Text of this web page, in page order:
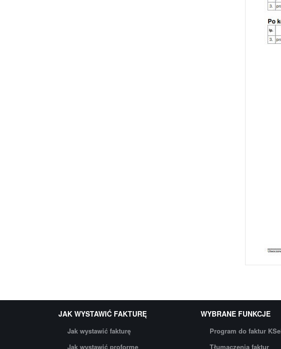
JAK WYSTAWIĆ FAKTURĘ
Jak wystawić fakturę
Jak wystawić proformę
WYBRANE FUNKCJE
Program do faktur
Tłumaczenia faktur